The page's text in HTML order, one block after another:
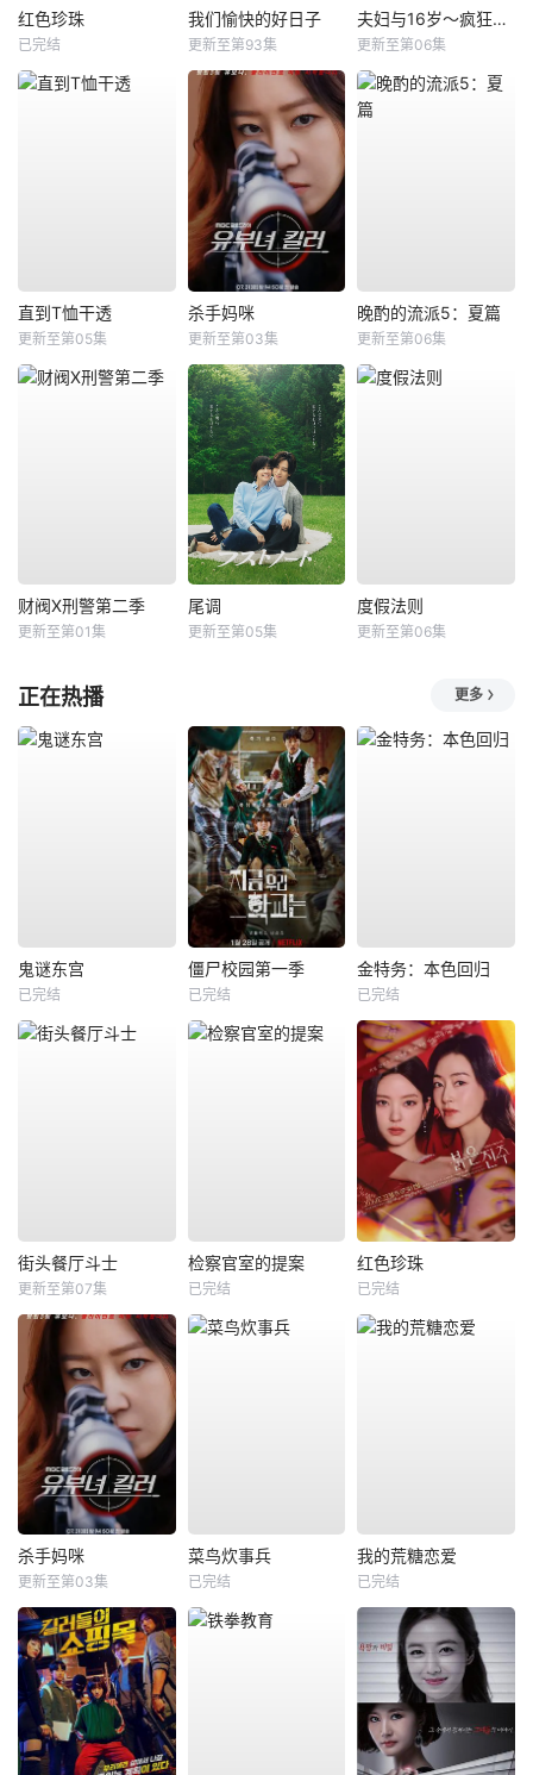
红色珍珠
已完结
我们愉快的好日子
更新至第93集
夫妇与16岁～疯狂的邻居～
更新至第06集
直到T恤干透
更新至第05集
杀手妈咪
更新至第03集
晚酌的流派5：夏篇
更新至第06集
财阀X刑警第二季
更新至第01集
尾调
更新至第05集
度假法则
更新至第06集
正在热播 更多
鬼谜东宫
已完结
僵尸校园第一季
已完结
金特务：本色回归
已完结
街头餐厅斗士
更新至第07集
检察官室的提案
已完结
红色珍珠
已完结
杀手妈咪
更新至第03集
菜鸟炊事兵
已完结
我的荒糖恋爱
已完结